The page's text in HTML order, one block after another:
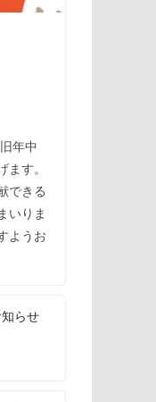
年中
す。
できる
いりま
ようお
らせ